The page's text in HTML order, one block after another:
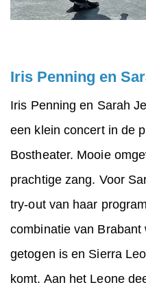
Iris Penning en
Iris Penning en Sarah
een klein concert in de
Bostheater. Mooie
prachtige zang. Voor
try-out van haar
combinatie van Brabant
getogen is en Sierra
komt. Aan het Leone